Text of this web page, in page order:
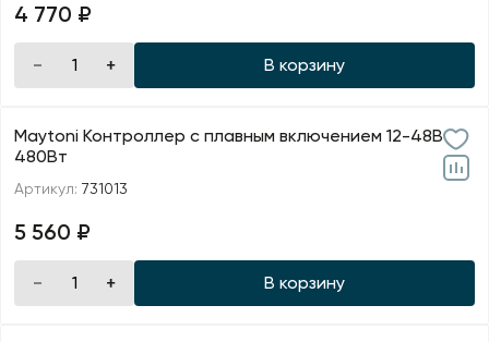
4 770 ₽
В корзину
Maytoni Контроллер с плавным включением 12-48В
480Вт
Артикул: 731013
5 560 ₽
В корзину